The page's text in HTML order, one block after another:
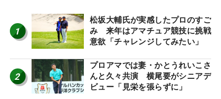
1
松坂大輔氏が実感したプロのすご
み 来年はアマチュア競技に挑戦
意欲「チャレンジしてみたい」
2
プロアマでは妻・かとうれいこさ
んと久々共演 横尾要がシニアデ
ビュー「見栄を張らずに」